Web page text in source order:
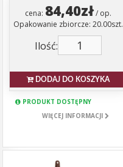
cena: 84,40zł/ op.
Opakowanie zbiorcze: 20.00szt.
Ilość:
DODAJ DO KOSZYKA
PRODUKT DOSTĘPNY
WIĘCEJ INFORMACJI